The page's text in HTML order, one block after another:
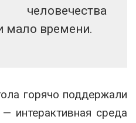
мало времени.
горячо поддержали
интерактивная среда